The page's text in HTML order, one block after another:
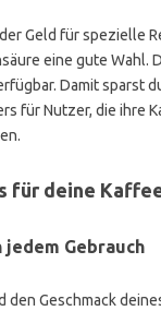
Geld für spezielle
eine gute
Damit sparst
für Nutzer, die ihre
für deine
jedem Gebrauch
den Geschmack